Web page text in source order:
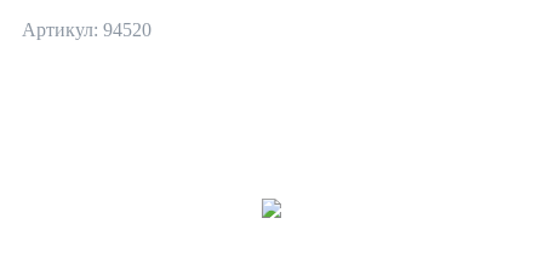
Артикул: 94520